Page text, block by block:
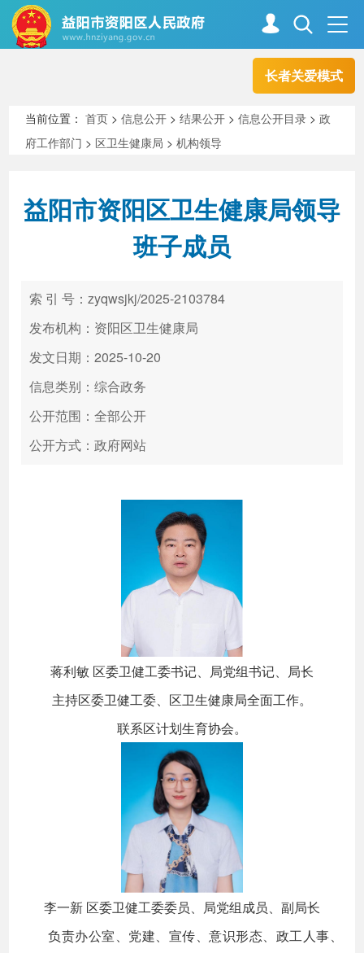
长者关爱模式
走进资阳
新闻中心 解读回应
政务服务
高效办成一件事
当前位置：首页 >信息公开 >结果公开 >信息公开目录 >政
府工作部门 > 区卫生健康局 >机构领导
益阳市资阳区卫生健康局领导
班子成员
索 引 号：zyqwsjkj/2025-2103784
发布机构：资阳区卫生健康局
发文日期：2025-10-20
信息类别：综合政务
公开范围：全部公开
公开方式：政府网站
蒋利敏 区委卫健工委书记、局党组书记、局长
主持区委卫健工委、区卫生健康局全面工作。
联系区计划生育协会。
李一新 区委卫健工委委员、局党组成员、副局长
负责办公室、党建、宣传、意识形态、政工人事、